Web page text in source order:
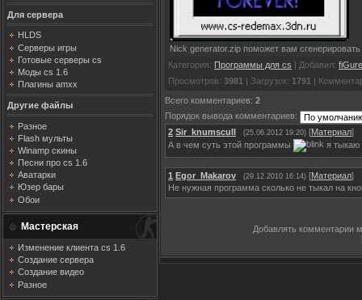
Для сервера
HLDS
Серверы игры
Готовые серверы cs
Моды cs 1.6
Плагины amxx
Другие файлы
Разное
Flash мульты
Winamp скины
Песни про cs 1.6
Аватарки
Юзер бары
Обои
Мастерская
Изменение клиента cs 1.6
Создание сервера
Создание видео
Разное
Nick generator.zip поможет вам
Категория: Программы для cs | Добавил: fiGure
Просмотров: 3981 | Загрузок: 1791 |
Всего комментариев: 2
Порядок вывода комментариев:
2 Sir_knumscull (25.06.2012 19:20) [Материал]
А в чем суть этой программы
я тыкаю
1 Egor_Makarov (29.12.2010 16:14) [Материал]
Не нужная программа сколько не тыкал на
Добавлять комментарии